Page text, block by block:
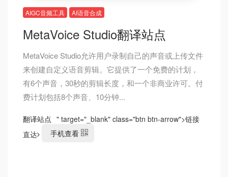
AIGC音频工具 AI语音合成
MetaVoice Studio翻译站点
MetaVoice Studio允许用户录制自己的声音或上传文件
来创建自定义语音剪辑。它提供了一个免费的计划，
有6个声音，30秒的剪辑长度，和一个非商业许可。付
费计划包括8个声音、10分钟...
翻译站点 " target="_blank" class="btn btn-arrow">链接
直达
手机查看